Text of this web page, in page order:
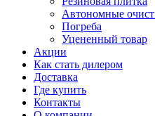
Автономные
Погреба
Уцененный товар
Акции
Как стать дилером
Доставка
Где купить
Контакты